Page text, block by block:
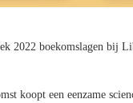
2022 boekomslagen bij
koopt een eenzame